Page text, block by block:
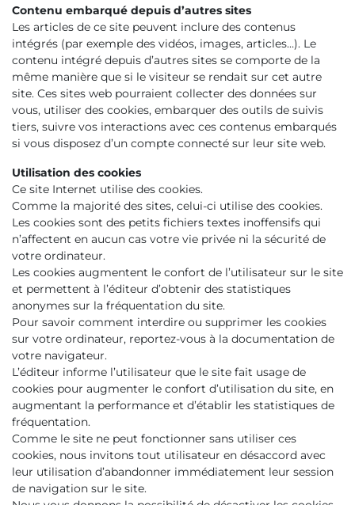
Contenu embarqué depuis d’autres sites
Les articles de ce site peuvent inclure des contenus
intégrés (par exemple des vidéos, images, articles…). Le
contenu intégré depuis d’autres sites se comporte de la
même manière que si le visiteur se rendait sur cet autre
site. Ces sites web pourraient collecter des données sur
vous, utiliser des cookies, embarquer des outils de suivis
tiers, suivre vos interactions avec ces contenus embarqués
si vous disposez d’un compte connecté sur leur site web.
Utilisation des cookies
Ce site Internet utilise des cookies.
Comme la majorité des sites, celui-ci utilise des cookies.
Les cookies sont des petits fichiers textes inoffensifs qui
n’affectent en aucun cas votre vie privée ni la sécurité de
votre ordinateur.
Les cookies augmentent le confort de l’utilisateur sur le site
et permettent à l’éditeur d’obtenir des statistiques
anonymes sur la fréquentation du site.
Pour savoir comment interdire ou supprimer les cookies
sur votre ordinateur, reportez-vous à la documentation de
votre navigateur.
L’éditeur informe l’utilisateur que le site fait usage de
cookies pour augmenter le confort d’utilisation du site, en
augmentant la performance et d’établir les statistiques de
fréquentation.
Comme le site ne peut fonctionner sans utiliser ces
cookies, nous invitons tout utilisateur en désaccord avec
leur utilisation d’abandonner immédiatement leur session
de navigation sur le site.